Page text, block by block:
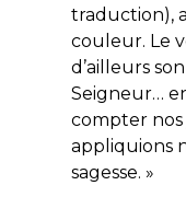
traduction),
couleur. Le
d’ailleurs
Seigneur…
compter
appliquions
sagesse. »